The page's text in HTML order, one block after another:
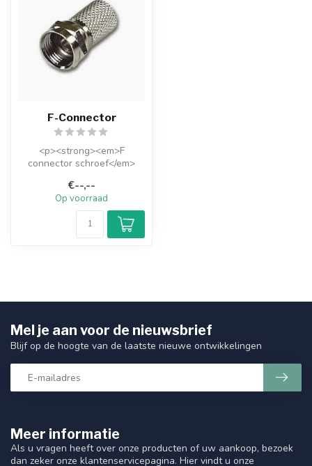
F-Connector
<p><strong><em>F
connector schroef</em>
<p>Kies de juist...
€--,--
Op voorraad
Meer informatie
Als u vragen heeft over onze producten of uw aankoop, bezoek
dan zeker onze klantenservicepagina. Hier vindt u onze
Mel je aan voor de nieuwsbrief
Blijf op de hoogte van de laatste nieuwe ontwikkelingen